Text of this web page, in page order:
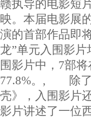
赣执导的电影短
映。本届电影展
演的首部作品
龙”单元入围影
围影片中，7部
77.8%。, 除了
壳》，入围影片
影片讲述了一位